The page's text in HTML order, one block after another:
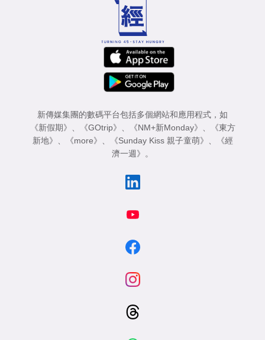
新傳媒集團的數碼平台包括多個網站和應用程式，如
《新假期》
《GOtrip》 《NM+新Monday》
《東方
新地》
《more》 《Sunday Kiss 親子童萌》
《經
濟一週》
。